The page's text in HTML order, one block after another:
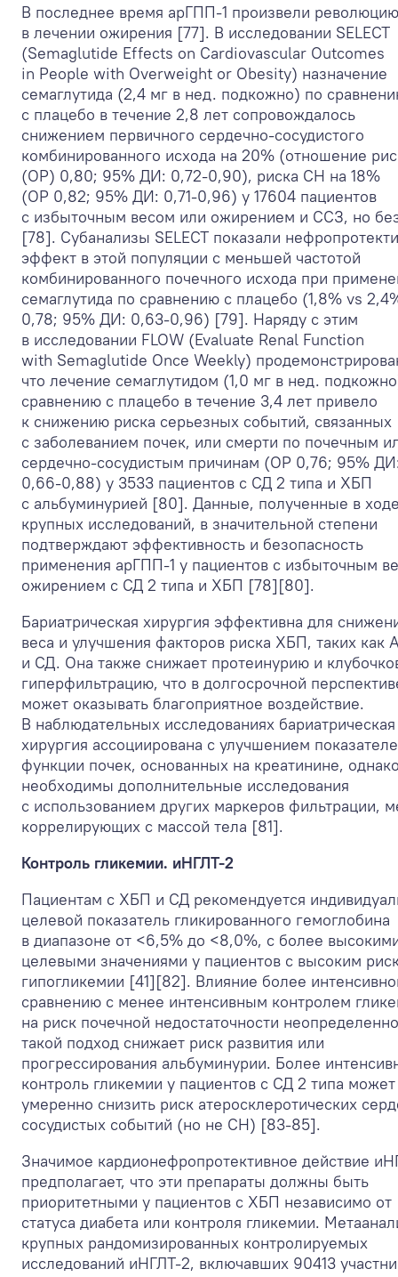
В последнее время арГПП-1 произвели революцию
в лечении ожирения [77]. В исследовании SELECT
(Semaglutide Effects on Cardiovascular Outcomes
in People with Overweight or Obesity) назначение
семаглутида (2,4 мг в нед. подкожно) по
с плацебо в течение 2,8 лет сопровождалось
снижением первичного сердечно-сосудистого
комбинированного исхода на 20% (отношение
(ОР) 0,80; 95% ДИ: 0,72-0,90), риска СН на 18%
(ОР 0,82; 95% ДИ: 0,71-0,96) у 17604 пациентов
с избыточным весом или ожирением и ССЗ, но
[78]. Субанализы SELECT показали
эффект в этой популяции с меньшей частотой
комбинированного почечного исхода при
семаглутида по сравнению с плацебо (1,8% vs
0,78; 95% ДИ: 0,63-0,96) [79]. Наряду с этим
в исследовании FLOW (Evaluate Renal Function
with Semaglutide Once Weekly)
что лечение семаглутидом (1,0 мг в нед.
сравнению с плацебо в течение 3,4 лет привело
к снижению риска серьезных событий, связанных
с заболеванием почек, или смерти по почечным
сердечно-сосудистым причинам (ОР 0,76; 95%
0,66-0,88) у 3533 пациентов с СД 2 типа и ХБП
с альбуминурией [80]. Данные, полученные в
крупных исследований, в значительной степени
подтверждают эффективность и безопасность
применения арГПП-1 у пациентов с избыточным
ожирением с СД 2 типа и ХБП [78][80].
Бариатрическая хирургия эффективна для
веса и улучшения факторов риска ХБП, таких как
и СД. Она также снижает протеинурию и
гиперфильтрацию, что в долгосрочной
может оказывать благоприятное воздействие.
В наблюдательных исследованиях бариатрическая
хирургия ассоциирована с улучшением
функции почек, основанных на креатинине,
необходимы дополнительные исследования
с использованием других маркеров фильтрации,
коррелирующих с массой тела [81].
Контроль гликемии. иНГЛТ-2
Пациентам с ХБП и СД рекомендуется
целевой показатель гликированного гемоглобина
в диапазоне от <6,5% до <8,0%, с более
целевыми значениями у пациентов с высоким
гипогликемии [41][82]. Влияние более
сравнению с менее интенсивным контролем
на риск почечной недостаточности
такой подход снижает риск развития или
прогрессирования альбуминурии. Более
контроль гликемии у пациентов с СД 2 типа может
умеренно снизить риск атеросклеротических
сосудистых событий (но не СН) [83-85].
Значимое кардионефропротективное действие
предполагает, что эти препараты должны быть
приоритетными у пациентов с ХБП независимо от
статуса диабета или контроля гликемии.
крупных рандомизированных контролируемых
исследований иНГЛТ-2, включавших 90413